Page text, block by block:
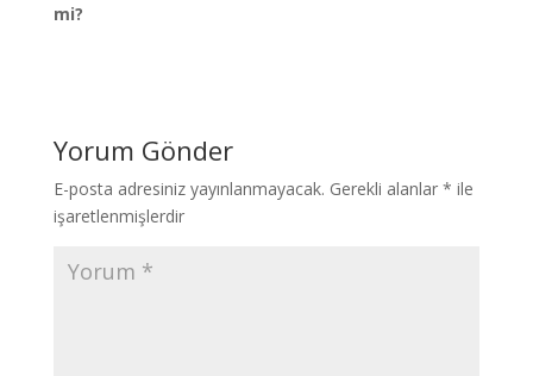
mi?
Yorum Gönder
E-posta adresiniz yayınlanmayacak. Gerekli alanlar * ile
işaretlenmişlerdir